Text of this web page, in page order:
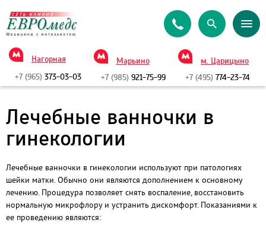
Нагорная
+7 (965) 373-03-03
Марьино
+7 (985)921-75-99
м. Царицыно
+7 (495) 774-23-74
Лечебные ванночки в
гинекологии
Лечебные ванночки в гинекологии используют при патологиях
шейки матки. Обычно они являются дополнением к основному
лечению. Процедура позволяет снять воспаление, восстановить
нормальную микрофлору и устранить дискомфорт. Показаниями к
ее проведению являются: